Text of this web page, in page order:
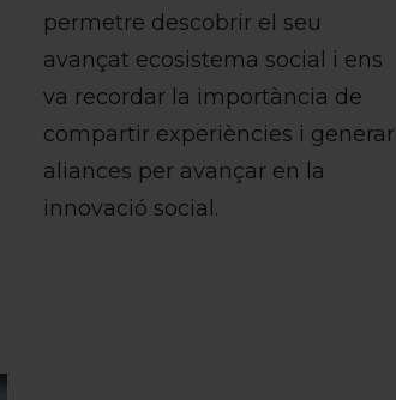
permetre descobrir el seu
avançat ecosistema social i ens
va recordar la importància de
compartir experiències i generar
aliances per avançar en la
innovació social.